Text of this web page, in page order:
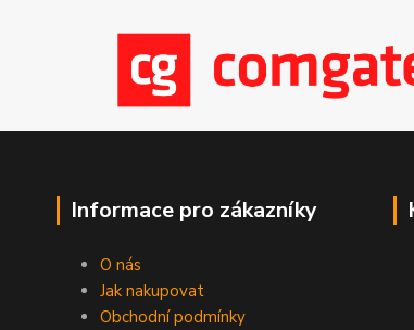
Informace pro zákazníky
O nás
Jak nakupovat
Obchodní podmínky